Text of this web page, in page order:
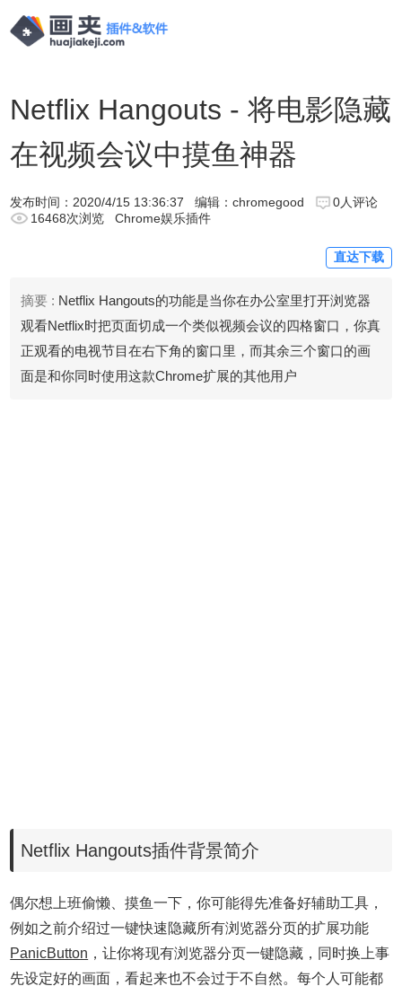
Netflix Hangouts - 将电影隐藏
在视频会议中摸鱼神器
发布时间： 2020/4/15 13:36:37 编辑：chromegood
0人评论
16468次浏览
Chrome娱乐插件
直达下载
摘要 : Netflix Hangouts的功能是当你在办公室里打开浏览器
观看Netflix时把页面切成一个类似视频会议的四格窗口，你真
正观看的电视节目在右下角的窗口里，而其余三个窗口的画
面是和你同时使用这款Chrome扩展的其他用户
Netflix Hangouts插件背景简介
偶尔想上班偷懒、摸鱼一下，你可能得先准备好辅助工具，
例如之前介绍过一键快速隐藏所有浏览器分页的扩展功能
PanicButton ，让你将现有浏览器分页一键隐藏，同时换上事
先设定好的画面，看起来也不会过于不自然。每个人可能都